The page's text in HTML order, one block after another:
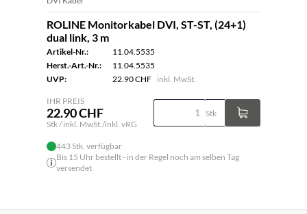
ROLINE Monitorkabel DVI, ST-ST, (24+1)
dual link, 3 m
Artikel-Nr.:
11.04.5535
Herst.-Art.-Nr.:
11.04.5535
UVP:
22.90 CHF inkl. MwSt.
IHR PREIS
22.90 CHF
Stk / inkl. MwSt./inkl. vRG
Stk
443 Stk. verfügbar
Bis 15 Uhr bestellt - in der Regel noch am selben Tag
versendet